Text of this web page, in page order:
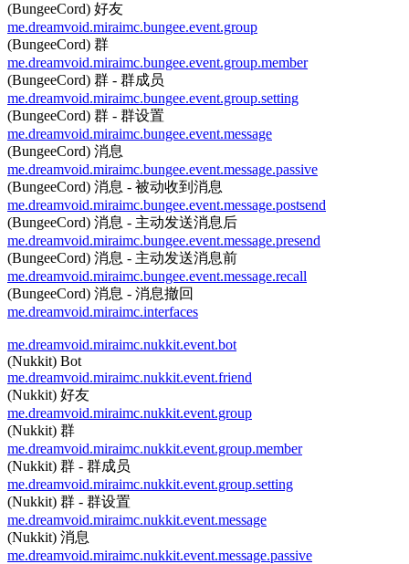
(BungeeCord) 好友
me.dreamvoid.miraimc.bungee.event.group
(BungeeCord) 群
me.dreamvoid.miraimc.bungee.event.group.member
(BungeeCord) 群 - 群成员
me.dreamvoid.miraimc.bungee.event.group.setting
(BungeeCord) 群 - 群设置
me.dreamvoid.miraimc.bungee.event.message
(BungeeCord) 消息
me.dreamvoid.miraimc.bungee.event.message.passive
(BungeeCord) 消息 - 被动收到消息
me.dreamvoid.miraimc.bungee.event.message.postsend
(BungeeCord) 消息 - 主动发送消息后
me.dreamvoid.miraimc.bungee.event.message.presend
(BungeeCord) 消息 - 主动发送消息前
me.dreamvoid.miraimc.bungee.event.message.recall
(BungeeCord) 消息 - 消息撤回
me.dreamvoid.miraimc.interfaces
me.dreamvoid.miraimc.nukkit.event.bot
(Nukkit) Bot
me.dreamvoid.miraimc.nukkit.event.friend
(Nukkit) 好友
me.dreamvoid.miraimc.nukkit.event.group
(Nukkit) 群
me.dreamvoid.miraimc.nukkit.event.group.member
(Nukkit) 群 - 群成员
me.dreamvoid.miraimc.nukkit.event.group.setting
(Nukkit) 群 - 群设置
me.dreamvoid.miraimc.nukkit.event.message
(Nukkit) 消息
me.dreamvoid.miraimc.nukkit.event.message.passive